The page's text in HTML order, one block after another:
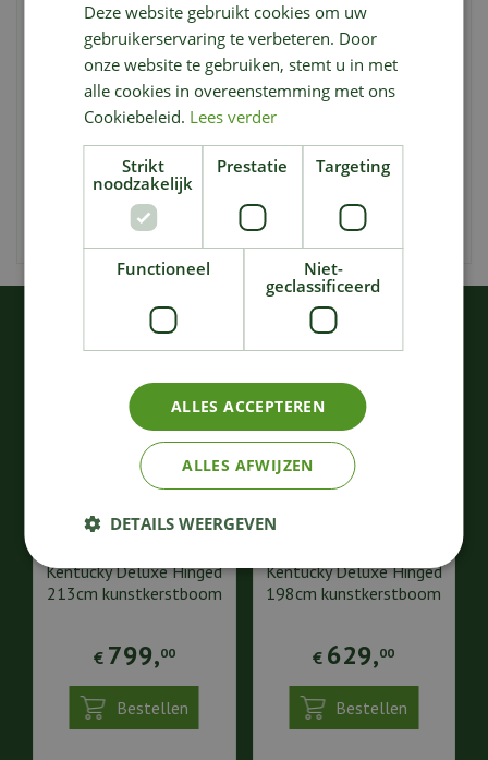
met tips in een mix van hoogwaardige PE en PVC. Deze
speciale kerstboom heeft groene takken met een subtiel
laagje vorst en wat glitters, en is gedecoreerd met
dennenappels. Je hoeft zelfs geen decoratie toe te
voegen, deze kerstboom is zo ook prachtig. Dankzij het
hinged systeemis de Frosted Mountain Spruce
gemakkelijk op te zetten en af te breken na de
Kerstperiode. Een stevige metalen voet wordt in de doos
meegeleverd.
KIJK OOK EENS NAAR:
Kentucky Deluxe Hinged
213cm kunstkerstboom
€ 799,00
Bestellen
Kentucky Deluxe Hinged
198cm kunstkerstboom
€ 629,00
Bestellen
Deze website gebruikt cookies om uw
gebruikerservaring te verbeteren. Door
onze website te gebruiken, stemt u in met
alle cookies in overeenstemming met ons
Cookiebeleid. Lees verder
Strikt
noodzakelijk
Prestatie Targeting
Functioneel
Niet-
geclassificeerd
ALLES ACCEPTEREN
ALLES AFWIJZEN
DETAILS WEERGEVEN